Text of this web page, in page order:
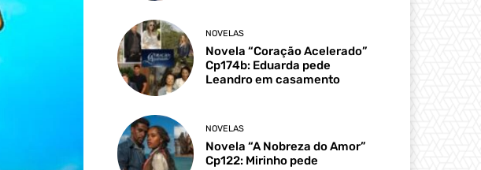
NOVELAS
Novela “Coração Acelerado”
Cp174b: Eduarda pede
Leandro em casamento
NOVELAS
Novela “A Nobreza do Amor”
Cp122: Mirinho pede